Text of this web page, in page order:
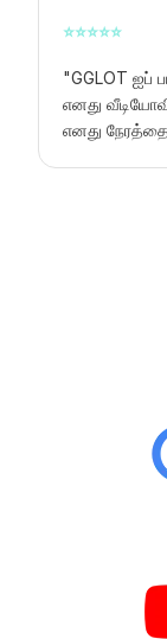
⭐⭐⭐⭐⭐
"GGLOT ஐப்
எனது
எனது